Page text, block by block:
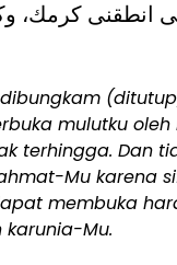
mulutku
terhingga. Dan
Mu karena
membuka
Mu.